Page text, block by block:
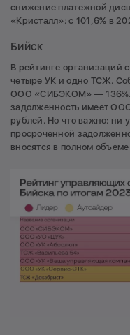
снижение платежной
«Кристалл»: с 101,6% в
Бийск
В рейтинге организаций
четыре УК и одно ТСЖ.
ООО «СИБЭКОМ» —
задолженность имеет
рублей. Но что важно: ни
просроченной
вносятся в полном